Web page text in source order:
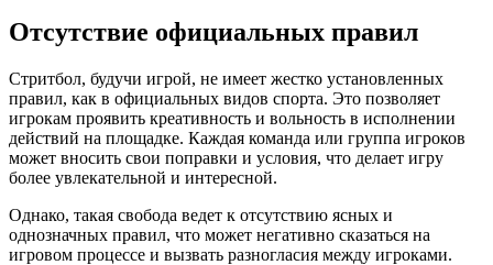
Отсутствие официальных правил
Стритбол, будучи игрой, не имеет жестко установленных
правил, как в официальных видов спорта. Это позволяет
игрокам проявить креативность и вольность в исполнении
действий на площадке. Каждая команда или группа игроков
может вносить свои поправки и условия, что делает игру
более увлекательной и интересной.
Однако, такая свобода ведет к отсутствию ясных и
однозначных правил, что может негативно сказаться на
игровом процессе и вызвать разногласия между игроками.